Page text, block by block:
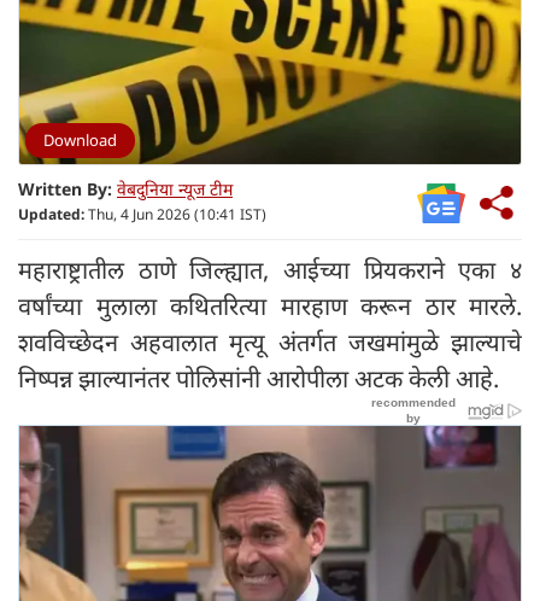
Download
Written By: वेबदुनिया न्यूज टीम
Updated:Thu, 4 Jun 2026 (10:41 IST)
महाराष्ट्रातील ठाणे जिल्ह्यात, आईच्या प्रियकराने एका ४
वर्षांच्या मुलाला कथितरित्या मारहाण करून ठार मारले.
शवविच्छेदन अहवालात मृत्यू अंतर्गत जखमांमुळे झाल्याचे
निष्पन्न झाल्यानंतर पोलिसांनी आरोपीला अटक केली आहे.